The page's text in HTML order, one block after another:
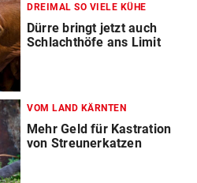
DREIMAL SO VIELE KÜHE
Dürre bringt jetzt auch
Schlachthöfe ans Limit
VOM LAND KÄRNTEN
Mehr Geld für Kastration
von Streunerkatzen